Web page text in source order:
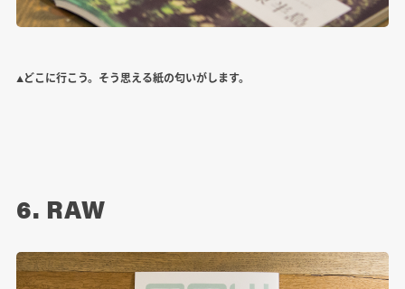
▲どこに行こう。そう思える紙の匂いがします。
6. RAW